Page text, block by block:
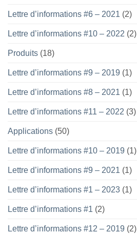
Lettre d’informations #6 – 2021 (2)
Lettre d’informations #10 – 2022 (2)
Produits (18)
Lettre d’informations #9 – 2019 (1)
Lettre d’informations #8 – 2021 (1)
Lettre d’informations #11 – 2022 (3)
Applications (50)
Lettre d’informations #10 – 2019 (1)
Lettre d’informations #9 – 2021 (1)
Lettre d’informations #1 – 2023 (1)
Lettre d’informations #1 (2)
Lettre d’informations #12 – 2019 (2)